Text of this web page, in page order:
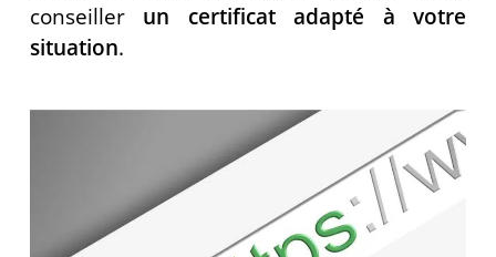
conseiller un certificat adapté à votre
situation.